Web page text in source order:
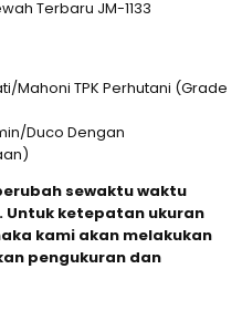
Terbaru JM-1133
Mahoni TPK Perhutani (Grade
Duco Dengan
sewaktu waktu
ketepatan ukuran
kami akan melakukan
pengukuran dan